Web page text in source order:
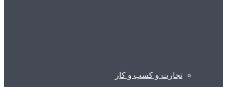
تجارت و کسب و کار